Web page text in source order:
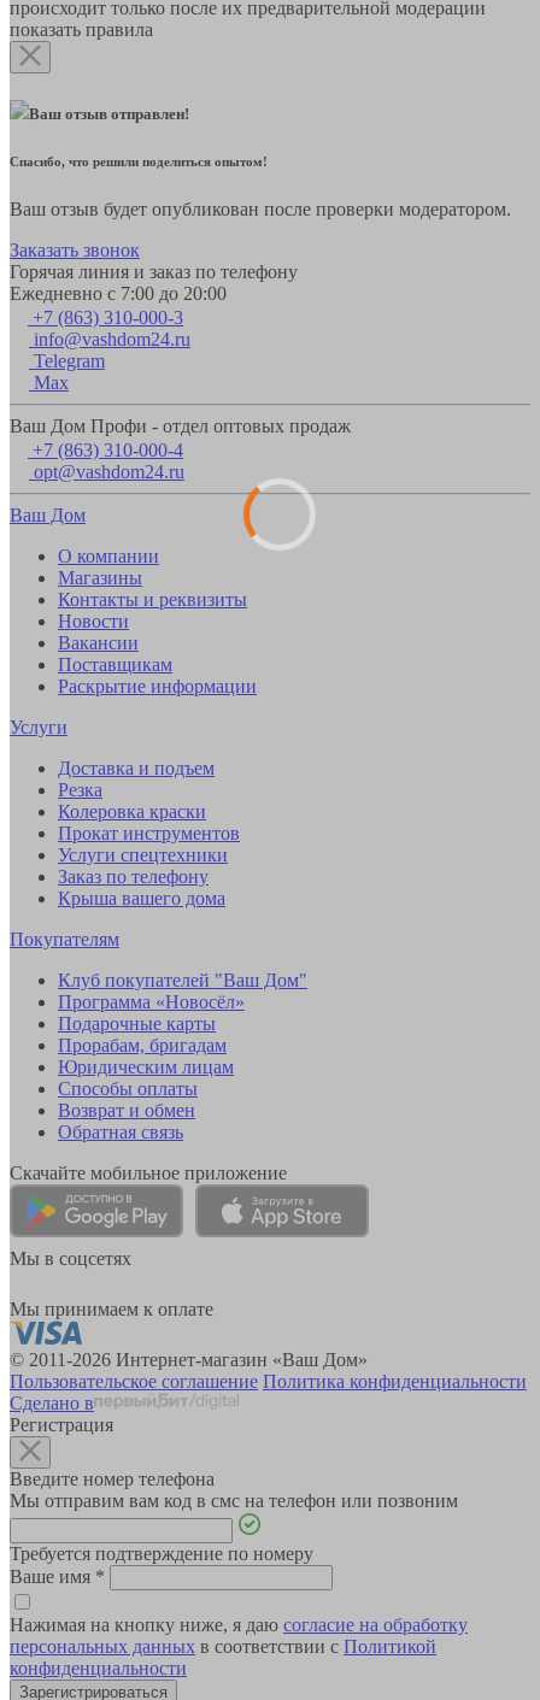
происходит только после их предварительной модерации
показать правила
Ваш отзыв отправлен!
Спасибо, что решили поделиться опытом!
Ваш отзыв будет опубликован после проверки модератором.
Заказать звонок
Горячая линия и заказ по телефону
Ежедневно с 7:00 до 20:00
+7 (863) 310-000-3
info@vashdom24.ru
Telegram
Max
Ваш Дом Профи - отдел оптовых продаж
+7 (863) 310-000-4
opt@vashdom24.ru
Ваш Дом
О компании
Магазины
Контакты и реквизиты
Новости
Вакансии
Поставщикам
Раскрытие информации
Услуги
Доставка и подъем
Резка
Колеровка краски
Прокат инструментов
Услуги спецтехники
Заказ по телефону
Крыша вашего дома
Покупателям
Клуб покупателей "Ваш Дом"
Программа «Новосёл»
Подарочные карты
Прорабам, бригадам
Юридическим лицам
Способы оплаты
Возврат и обмен
Обратная связь
Скачайте мобильное приложение
Мы в соцсетях
Мы принимаем к оплате
© 2011-2026 Интернет-магазин «Ваш Дом»
Пользовательское соглашение Политика конфиденциальности
Сделано в
Регистрация
Введите номер телефона
Мы отправим вам код в смс на телефон или позвоним
Требуется подтверждение по номеру
Ваше имя *
Нажимая на кнопку ниже, я даю согласие на обработку
персональных данных в соответствии с Политикой
конфиденциальности
Зарегистрироваться